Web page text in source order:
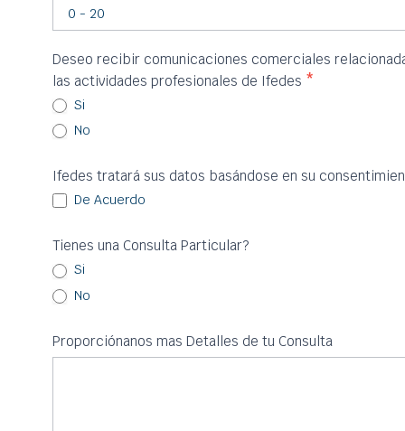
Deseo recibir comunicaciones comerciales
las actividades profesionales de Ifedes *
Si
No
Ifedes tratará sus datos basándose en su
De Acuerdo
Tienes una Consulta Particular?
Si
No
Proporciónanos mas Detalles de tu Consulta